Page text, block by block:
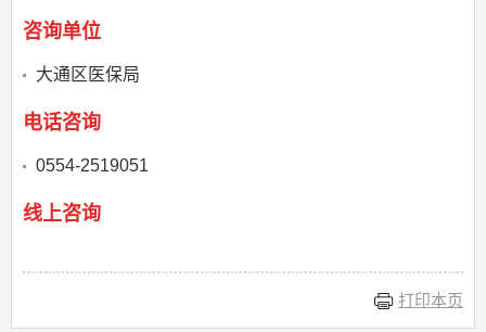
咨询单位
大通区医保局
电话咨询
0554-2519051
线上咨询
打印本页